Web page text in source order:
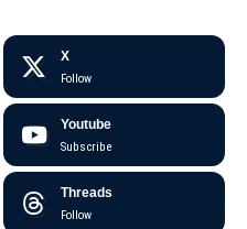
X
Follow
Youtube
Subscribe
Threads
Follow